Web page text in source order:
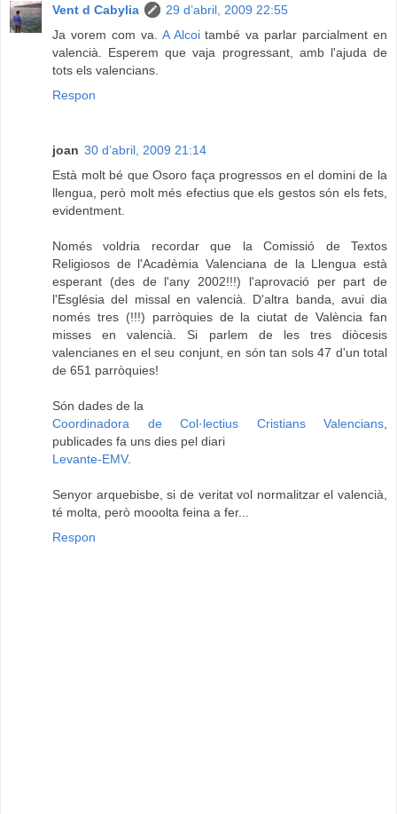
Vent d Cabylia
29 d’abril, 2009 22:55
Ja vorem com va. A Alcoitambé va parlar parcialment en
valencià. Esperem que vaja progressant, amb l'ajuda de
tots els valencians.
Respon
joan 30 d’abril, 2009 21:14
Està molt bé que Osoro faça progressos en el domini de la
llengua, però molt més efectius que els gestos són els fets,
evidentment.
Només voldria recordar que la Comissió de Textos
Religiosos de l'Acadèmia Valenciana de la Llengua està
esperant (des de l'any 2002!!!) l'aprovació per part de
l'Església del missal en valencià. D'altra banda, avui dia
només tres (!!!) parròquies de la ciutat de València fan
misses en valencià. Si parlem de les tres diòcesis
valencianes en el seu conjunt, en són tan sols 47 d'un total
de 651 parròquies!
Són dades de la
Coordinadora de Col·lectius Cristians Valencians
publicades fa uns dies pel diari
Levante-EMV.
Senyor arquebisbe, si de veritat vol normalitzar el valencià,
té molta, però mooolta feina a fer...
Respon